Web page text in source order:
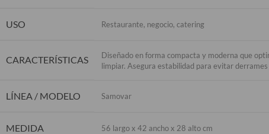
USO Restaurante, negocio, catering
CARACTERÍSTICAS
Diseñado en forma compacta y moderna que
limpiar. Asegura estabilidad para evitar
LÍNEA / MODELO Samovar
MEDIDA 56 largo x 42 ancho x 28 alto cm